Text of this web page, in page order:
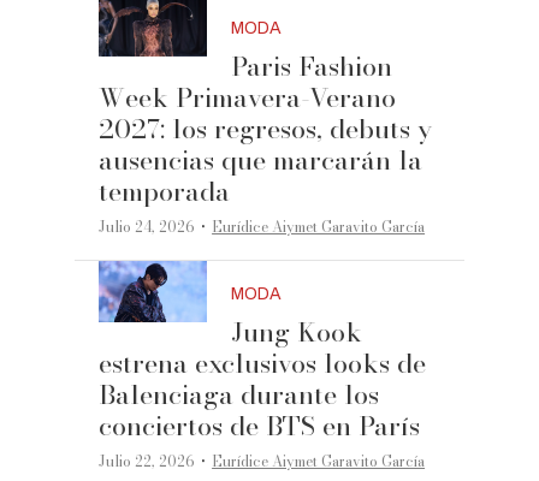
MODA
Paris Fashion
Week Primavera-Verano
2027: los regresos, debuts y
ausencias que marcarán la
temporada
Julio 24, 2026 ·Eurídice Aiymet Garavito García
MODA
Jung Kook
estrena exclusivos looks de
Balenciaga durante los
conciertos de BTS en París
Julio 22, 2026 ·Eurídice Aiymet Garavito García